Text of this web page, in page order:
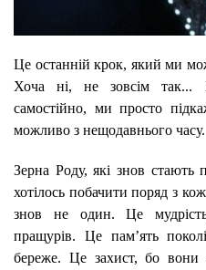
Це останній крок, який ми
Хоча ні, не зовсім
самостійно, ми просто
можливо з нещодавнього часу.
Зерна Роду, які знов
хотілось побачити поряд з
знов не один. Це
пращурів. Це пам’ять
береже. Це захист, бо вони